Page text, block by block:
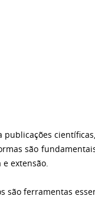
são
extensão.
são ferramentas